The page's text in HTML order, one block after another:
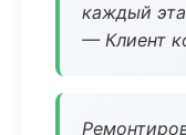
каждый
— Клиент